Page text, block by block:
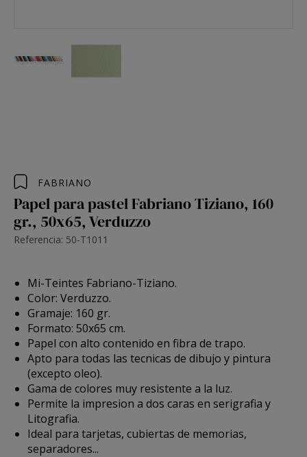
FABRIANO
Papel para pastel Fabriano Tiziano, 160
gr., 50x65, Verduzzo
Referencia: 50-T1011
Mi-Teintes Fabriano-Tiziano.
Color: Verduzzo.
Gramaje: 160 gr.
Formato: 50x65 cm.
Papel con alto contenido en fibra de trapo.
Apto para todas las tecnicas de dibujo y pintura
(excepto oleo).
Gama de colores muy resistente a la luz.
Permite la impresion a dos caras en serigrafia y
Litografia.
Ideal para tarjetas, cubiertas de memorias,
separadores...